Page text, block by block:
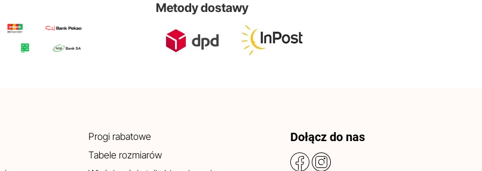
Metody dostawy
Progi rabatowe
Tabele rozmiarów
Dołącz do nas